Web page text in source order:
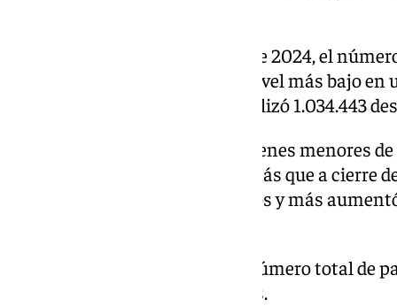
Así, al finalizar el décimo mes de 2024, el
situó en 1.567.611 mujeres, su nivel más bajo
mientras que el de varones totalizó 1.034.443
Por edades, el paro entre los jóvenes menores
en octubre, con 8.361 parados más que a cierre
paro de las personas con 25 años y más
Al término del mes pasado, el número total de
situó en 200.500 desempleados.